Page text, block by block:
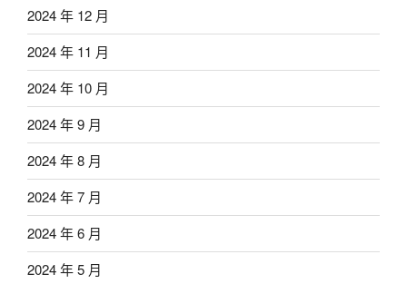
2024 年 12 月
2024 年 11 月
2024 年 10 月
2024 年 9 月
2024 年 8 月
2024 年 7 月
2024 年 6 月
2024 年 5 月